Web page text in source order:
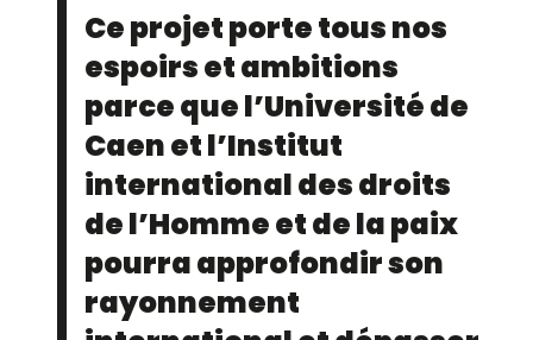
Ce projet porte tous nos
espoirs et ambitions
parce que l’Université de
Caen et l’Institut
international des droits
de l’Homme et de la paix
pourra approfondir son
rayonnement